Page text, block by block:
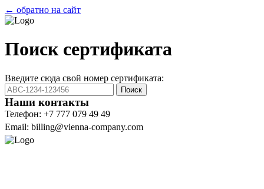
← обратно на сайт
Поиск сертификата
Введите сюда свой номер сертификата:
Поиск
Наши контакты
Телефон: +7 777 079 49 49
Email: billing@vienna-company.com